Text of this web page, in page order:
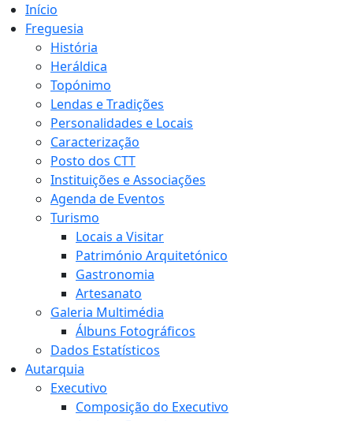
Início
Freguesia
História
Heráldica
Topónimo
Lendas e Tradições
Personalidades e Locais
Caracterização
Posto dos CTT
Instituições e Associações
Agenda de Eventos
Turismo
Locais a Visitar
Património Arquitetónico
Gastronomia
Artesanato
Galeria Multimédia
Álbuns Fotográficos
Dados Estatísticos
Autarquia
Executivo
Composição do Executivo